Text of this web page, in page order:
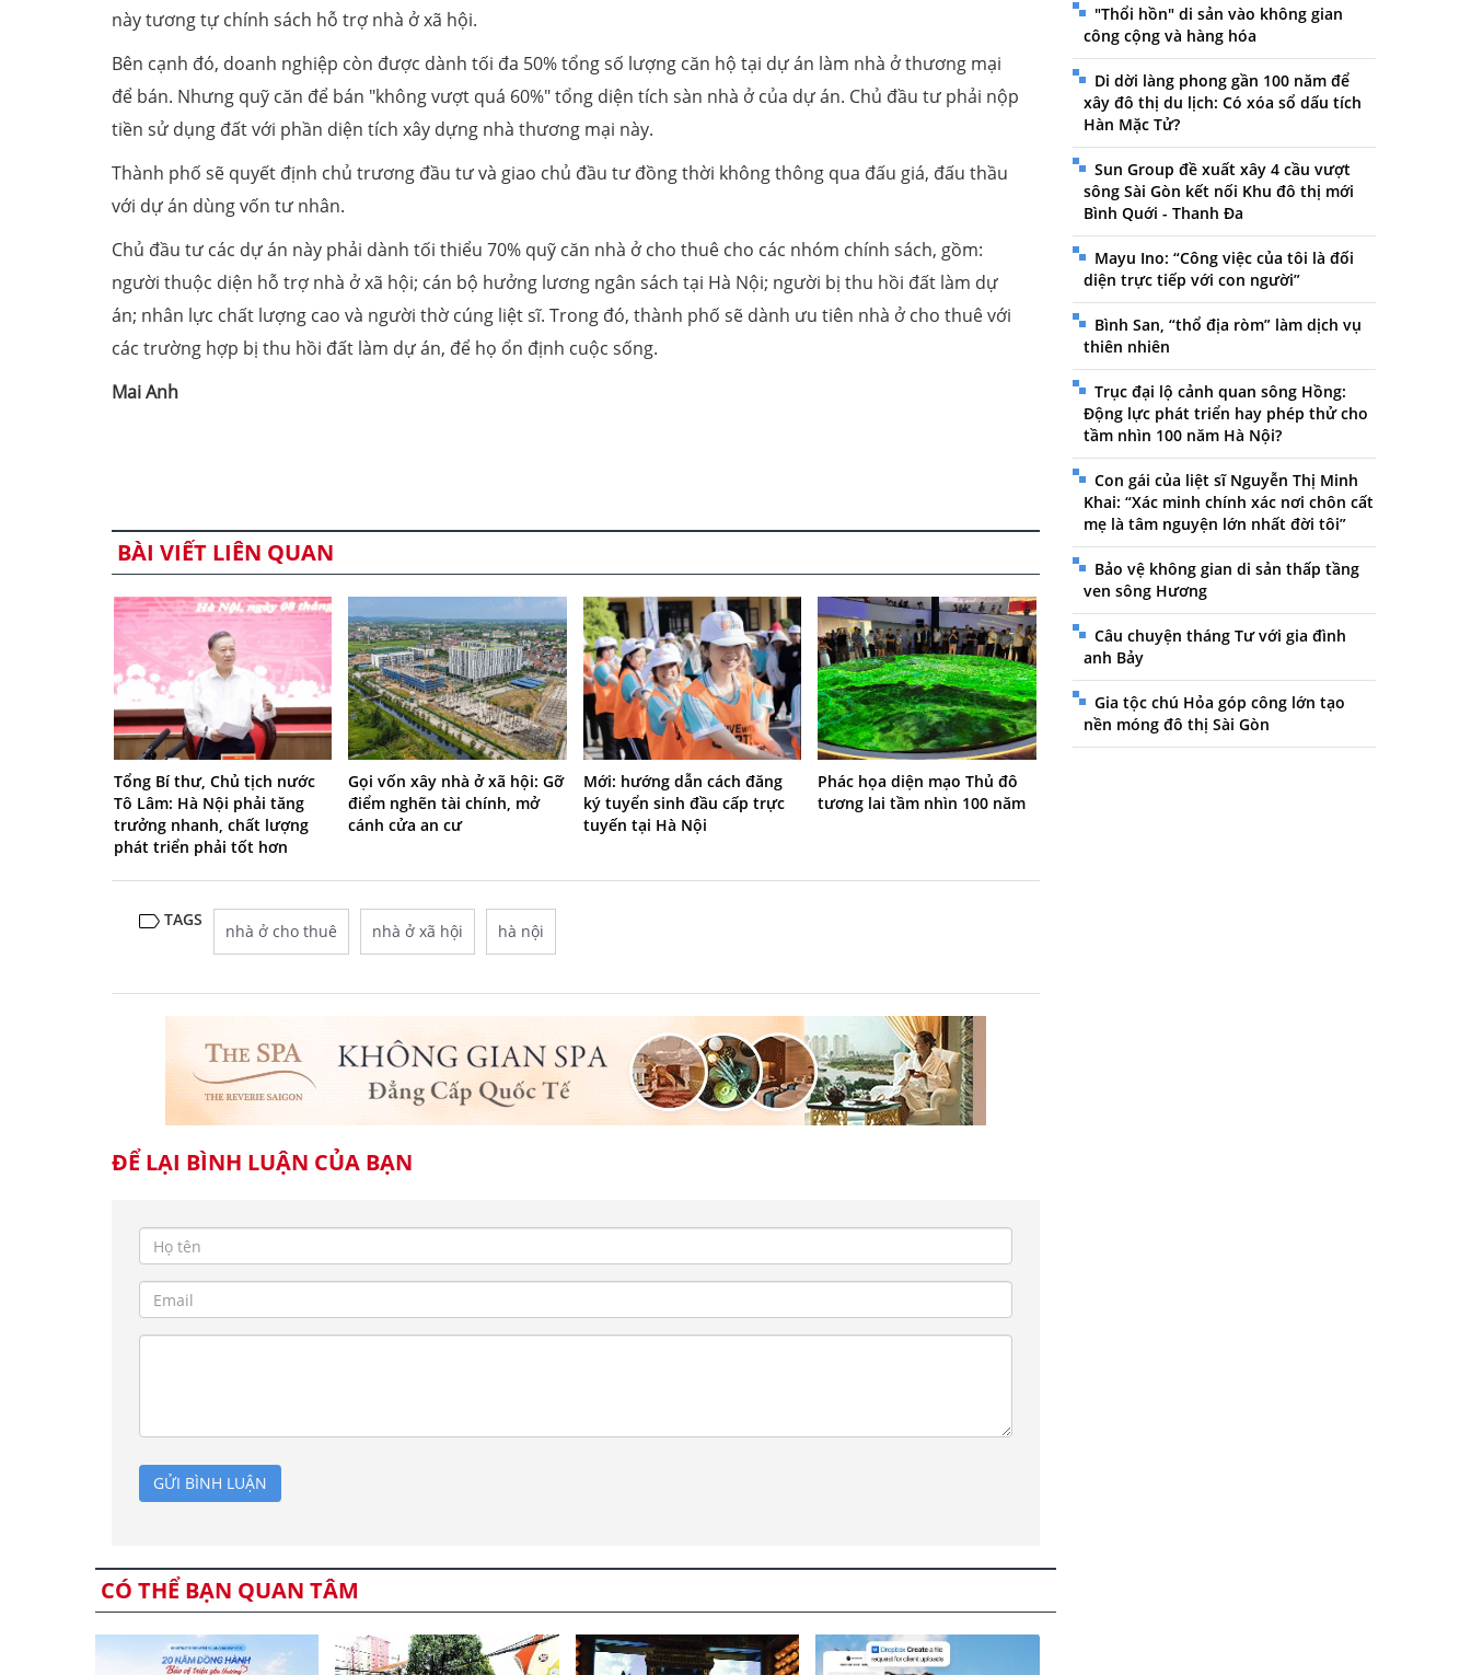
này tương tự chính sách hỗ trợ nhà ở xã hội.
Bên cạnh đó, doanh nghiệp còn được dành tối đa 50% tổng số lượng căn hộ tại dự án làm nhà ở thương mại
để bán. Nhưng quỹ căn để bán "không vượt quá 60%" tổng diện tích sàn nhà ở của dự án. Chủ đầu tư phải nộp
tiền sử dụng đất với phần diện tích xây dựng nhà thương mại này.
Thành phố sẽ quyết định chủ trương đầu tư và giao chủ đầu tư đồng thời không thông qua đấu giá, đấu thầu
với dự án dùng vốn tư nhân.
Chủ đầu tư các dự án này phải dành tối thiểu 70% quỹ căn nhà ở cho thuê cho các nhóm chính sách, gồm:
người thuộc diện hỗ trợ nhà ở xã hội; cán bộ hưởng lương ngân sách tại Hà Nội; người bị thu hồi đất làm dự
án; nhân lực chất lượng cao và người thờ cúng liệt sĩ. Trong đó, thành phố sẽ dành ưu tiên nhà ở cho thuê với
các trường hợp bị thu hồi đất làm dự án, để họ ổn định cuộc sống.
Mai Anh
BÀI VIẾT LIÊN QUAN
Tổng Bí thư, Chủ tịch nước
Tô Lâm: Hà Nội phải tăng
trưởng nhanh, chất lượng
phát triển phải tốt hơn
Gọi vốn xây nhà ở xã hội: Gỡ
điểm nghẽn tài chính, mở
cánh cửa an cư
Mới: hướng dẫn cách đăng
ký tuyển sinh đầu cấp trực
tuyến tại Hà Nội
Phác họa diện mạo Thủ đô
tương lai tầm nhìn 100 năm
TAGS
nhà ở cho thuê nhà ở xã hội hà nội
ĐỂ LẠI BÌNH LUẬN CỦA BẠN
GỬI BÌNH LUẬN
CÓ THỂ BẠN QUAN TÂM
"Thổi hồn" di sản vào không gian
công cộng và hàng hóa
Di dời làng phong gần 100 năm để
xây đô thị du lịch: Có xóa sổ dấu tích
Hàn Mặc Tử?
Sun Group đề xuất xây 4 cầu vượt
sông Sài Gòn kết nối Khu đô thị mới
Bình Quới - Thanh Đa
Mayu Ino: “Công việc của tôi là đối
diện trực tiếp với con người”
Bình San, “thổ địa ròm” làm dịch vụ
thiên nhiên
Trục đại lộ cảnh quan sông Hồng:
Động lực phát triển hay phép thử cho
tầm nhìn 100 năm Hà Nội?
Con gái của liệt sĩ Nguyễn Thị Minh
Khai: “Xác minh chính xác nơi chôn cất
mẹ là tâm nguyện lớn nhất đời tôi”
Bảo vệ không gian di sản thấp tầng
ven sông Hương
Câu chuyện tháng Tư với gia đình
anh Bảy
Gia tộc chú Hỏa góp công lớn tạo
nền móng đô thị Sài Gòn